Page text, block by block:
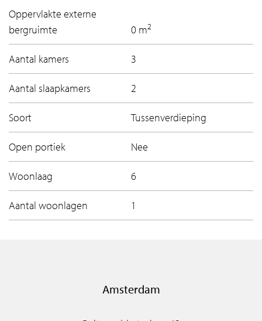
Oppervlakte externe
bergruimte
0 m2
Aantal kamers 3
Aantal slaapkamers 2
Soort Tussenverdieping
Open portiek Nee
Woonlaag 6
Aantal woonlagen 1
Amsterdam